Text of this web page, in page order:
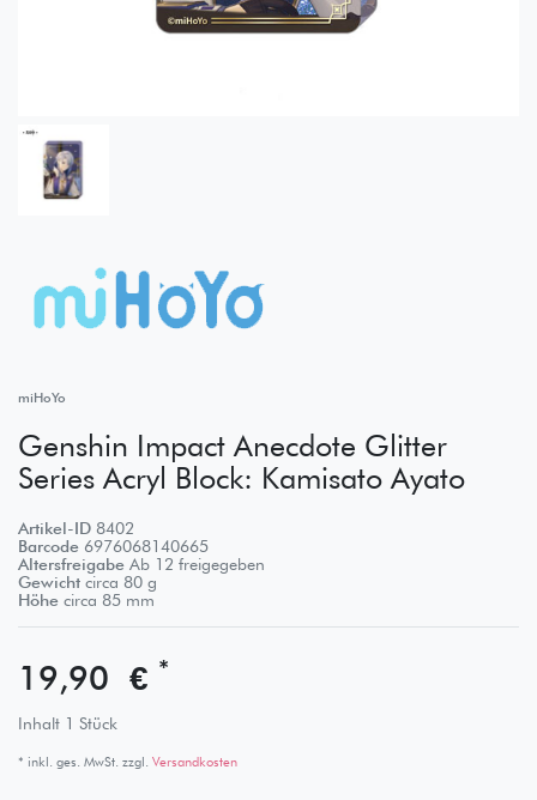
miHoYo
Genshin Impact Anecdote Glitter
Series Acryl Block: Kamisato Ayato
Artikel-ID 8402
Barcode 6976068140665
Altersfreigabe Ab 12 freigegeben
Gewicht circa 80 g
Höhe circa 85 mm
19,90 € *
Inhalt 1 Stück
* inkl. ges. MwSt. zzgl. Versandkosten